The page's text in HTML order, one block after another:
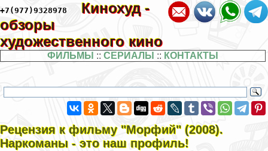
+7(977)9328978
Кинохуд -
обзоры
художественного кино
ФИЛЬМЫ :: СЕРИАЛЫ :: КОНТАКТЫ
Рецензия к фильму "Морфий" (2008).
Наркоманы - это наш профиль!